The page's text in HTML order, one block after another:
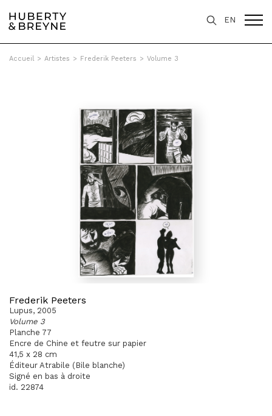
EN
Accueil > Artistes > Frederik Peeters > Volume 3
Frederik Peeters
Lupus, 2005
Volume 3
Planche 77
Encre de Chine et feutre sur papier
41,5 x 28 cm
Éditeur Atrabile (Bile blanche)
Signé en bas à droite
id. 22874